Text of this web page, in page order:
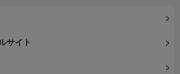
サイト